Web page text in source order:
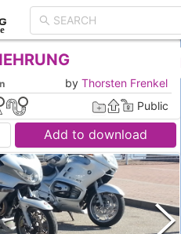
LIST
by Thorsten Frenkel
Public
Add to download